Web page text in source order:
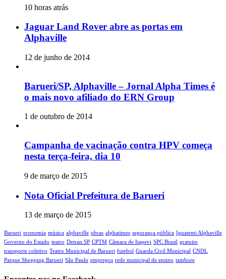
10 horas atrás
Jaguar Land Rover abre as portas em
Alphaville
12 de junho de 2014
Barueri/SP, Alphaville – Jornal Alpha Times é
o mais novo afiliado do ERN Group
1 de outubro de 2014
Campanha de vacinação contra HPV começa
nesta terça-feira, dia 10
9 de março de 2015
Nota Oficial Prefeitura de Barueri
13 de março de 2015
Barueri economia música alphaville obras alphatimes segurança pública Iguatemi Alphaville
Governo do Estado teatro Detran.SP CPTM Câmara de Itapevi‬ SPC Brasil gratuito
transporte coletivo Teatro Municipal de Barueri futebol Guarda Civil Municipal CNDL
Parque Shopping Barueri São Paulo empregos rede municipal de ensino tambore